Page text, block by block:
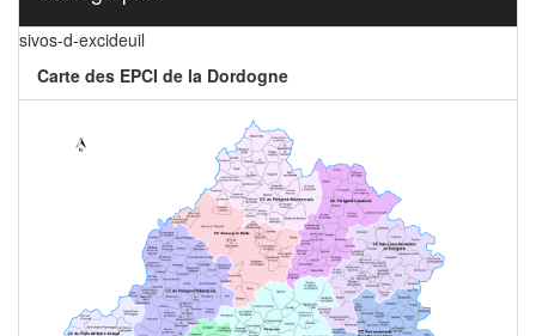
sivos-d-excideuil
Carte des EPCI de la Dordogne